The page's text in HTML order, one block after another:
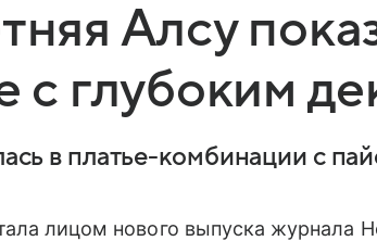
Алсу
с глубоким
в платье-комбинации с
лицом нового выпуска журнала